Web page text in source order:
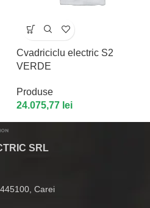
Cvadriciclu electric S2
VERDE
Produse
24.075,77 lei
SRL
Carei